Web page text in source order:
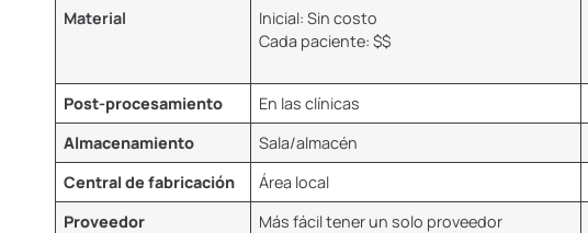
Material
Inicial: Sin costo
Cada paciente: $$
Post-procesamiento
En las clínicas
Almacenamiento
Sala/almacén
Central de fabricación
Área local
Proveedor
Más fácil tener un solo proveedor